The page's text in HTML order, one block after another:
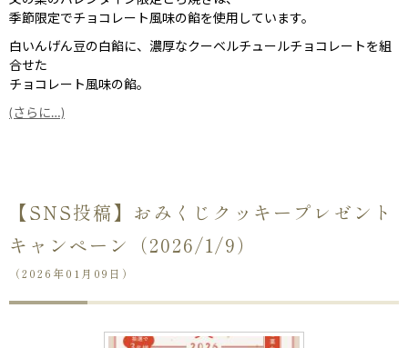
季節限定でチョコレート風味の餡を使用しています。
白いんげん豆の白餡に、濃厚なクーベルチュールチョコレートを組
合せた
チョコレート風味の餡。
(さらに…)
【SNS投稿】おみくじクッキープレゼント
キャンペーン（2026/1/9）
（2026年01月09日）